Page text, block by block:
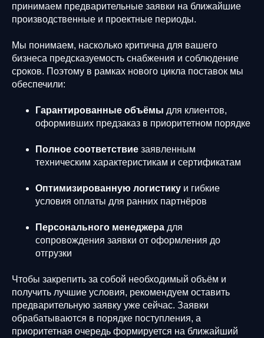
принимаем предварительные заявки на ближайшие
производственные и проектные периоды.
Мы понимаем, насколько критична для вашего
бизнеса предсказуемость снабжения и соблюдение
сроков. Поэтому в рамках нового цикла поставок мы
обеспечили:
Гарантированные объёмы для клиентов,
оформивших предзаказ в приоритетном порядке
Полное соответствие заявленным
техническим характеристикам и сертификатам
Оптимизированную логистику и гибкие
условия оплаты для ранних партнёров
Персонального менеджера для
сопровождения заявки от оформления до
отгрузки
Чтобы закрепить за собой необходимый объём и
получить лучшие условия, рекомендуем оставить
предварительную заявку уже сейчас. Заявки
обрабатываются в порядке поступления, а
приоритетная очередь формируется на ближайший